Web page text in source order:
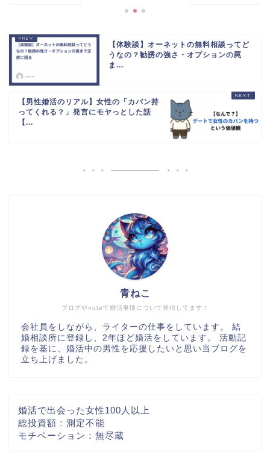
【体験談】オーネットの無料相談ってど
うなの？勧誘の強さ・オプションの罠
ま...
【男性婚活のリアル】女性の「カバン持
ってくれる？」発言にモヤっとした話
【...
ブログやnoteで婚活事情について発信してます！
青ねこ
会社員をしながら、ライターの仕事をしています。 結
婚相談所に登録し、2年ほど婚活をしています。 活動記
録を基に、婚活中の男性を応援したいと思い当ブログを
立ち上げました。
婚活で出会った女性100人以上
総投資額：測定不能
モチベーション：無尽蔵